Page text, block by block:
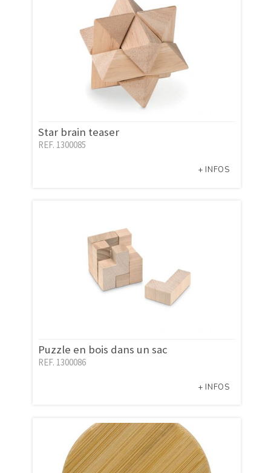
Star brain teaser
REF. 1300085
+ INFOS
Puzzle en bois dans un sac
REF. 1300086
+ INFOS